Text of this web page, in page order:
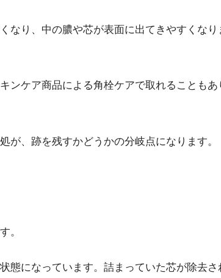
なり、中の膿や芯が表面に出てきやすくなり
ンケア商品による角栓ケアで取れることも
が、跡を残すかどうかの分岐点になります。
。
態になっています。詰まっていた芯が除去